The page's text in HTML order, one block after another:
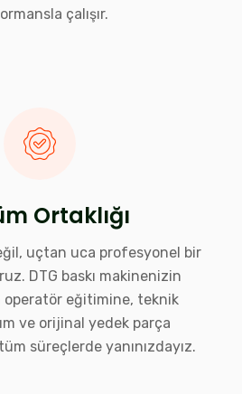
çalışır.
Ortaklığı
uçtan uca profesyonel bir
DTG baskı makinenizin
eğitimine, teknik
ve orijinal yedek parça
süreçlerde yanınızdayız.